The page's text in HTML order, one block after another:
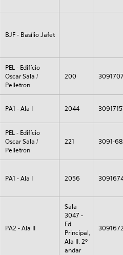
BJF - Basílio Jafet
PEL - Edifício
Oscar Sala /
Pelletron
200
PA1 - Ala I 2044
PEL - Edifício
Oscar Sala /
Pelletron
221 3091-
PA1 - Ala I 2056
PA2 - Ala II
Sala
3047 -
Ed.
Principal,
Ala II, 2º
andar